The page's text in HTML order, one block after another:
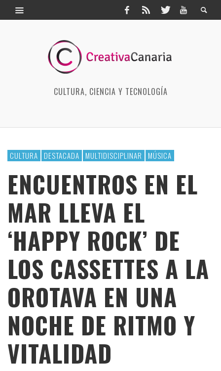
CULTURA, CIENCIA Y TECNOLOGÍA
CULTURA DESTACADA MULTIDISCIPLINAR MÚSICA
ENCUENTROS EN EL
MAR LLEVA EL
‘HAPPY ROCK’ DE
LOS CASSETTES A LA
OROTAVA EN UNA
NOCHE DE RITMO Y
VITALIDAD